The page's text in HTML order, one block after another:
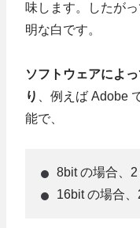
味します。したが
明な白です。
ソフトウェアによ
り
、例えば Adobe
能で、
8bit の場合、
16bit の場合